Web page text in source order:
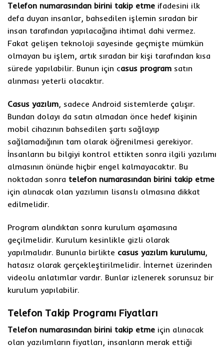
Telefon numarasından birini takip etme ifadesini ilk
defa duyan insanlar, bahsedilen işlemin sıradan bir
insan tarafından yapılacağına ihtimal dahi vermez.
Fakat gelişen teknoloji sayesinde geçmişte mümkün
olmayan bu işlem, artık sıradan bir kişi tarafından kısa
sürede yapılabilir. Bunun için casus program satın
alınması yeterli olacaktır.
Casus yazılım, sadece Android sistemlerde çalışır.
Bundan dolayı da satın almadan önce hedef kişinin
mobil cihazının bahsedilen şartı sağlayıp
sağlamadığının tam olarak öğrenilmesi gerekiyor.
İnsanların bu bilgiyi kontrol ettikten sonra ilgili yazılımı
almasının önünde hiçbir engel kalmayacaktır. Bu
noktadan sonra telefon numarasından birini takip etme
için alınacak olan yazılımın lisanslı olmasına dikkat
edilmelidir.
Program alındıktan sonra kurulum aşamasına
geçilmelidir. Kurulum kesinlikle gizli olarak
yapılmalıdır. Bununla birlikte casus yazılım kurulumu,
hatasız olarak gerçekleştirilmelidir. İnternet üzerinden
videolu anlatımlar vardır. Bunlar izlenerek sorunsuz bir
kurulum yapılabilir.
Telefon Takip Programı Fiyatları
Telefon numarasından birini takip etme için alınacak
olan yazılımların fiyatları, insanların merak ettiği